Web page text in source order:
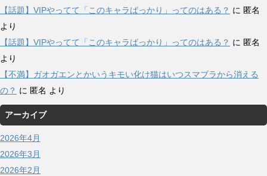
【話題】VIPやってて「このキャラばっかり」ってのはある？ に 匿名
より
【話題】VIPやってて「このキャラばっかり」ってのはある？ に 匿名
より
【不満】ガオガエンとかいうキモい化け猫はいつスマブラから消える
の？ に 匿名 より
アーカイブ
2026年4月
2026年3月
2026年2月